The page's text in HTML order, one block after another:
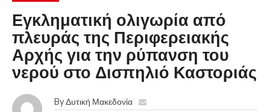
Εγκληματική ολιγωρία από
πλευράς της Περιφερειακής
Αρχής για την ρύπανση του
νερού στο Δισπηλιό Καστοριάς
By Δυτική Μακεδονία